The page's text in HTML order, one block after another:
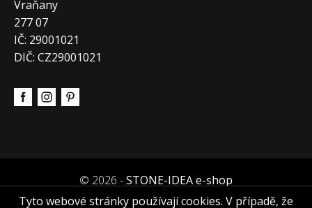
Vraňany
277 07
IČ: 29001021
DIČ: CZ29001021
© 2026 -STONE-IDEA e-shop
Tyto webové stránky používají cookies. V případě, že